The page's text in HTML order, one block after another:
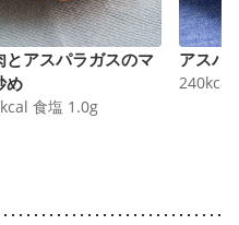
とアスパラガスのマ
め
kcal 食塩 1.0g
アスパ
240kcal